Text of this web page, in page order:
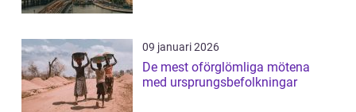
09 januari 2026
De mest oförglömliga mötena
med ursprungsbefolkningar